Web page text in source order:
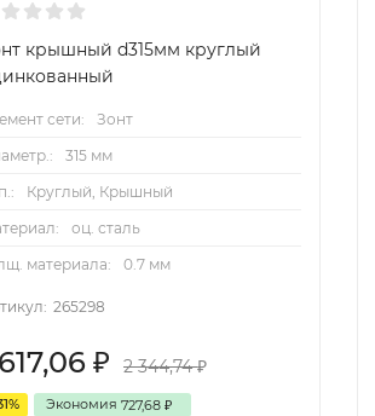
крышный d315мм круглый
сети:
Зонт
315 мм
Круглый, Крышный
оц. сталь
материала:
0.7 мм
265298
₽ 2 344,74₽
Экономия 727,68 ₽